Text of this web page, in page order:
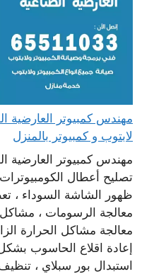
لابتوب و كمبيوتر بالمنزل
مهندس كمبيوتر العارضية
تصليح أعطال
ظهور الشاشة السوداء ،
معالجة الرسومات ، مشاكل
معالجة مشاكل الحرارة
إعادة اقلاع الحاسوب
استبدال بور سبلاي ،